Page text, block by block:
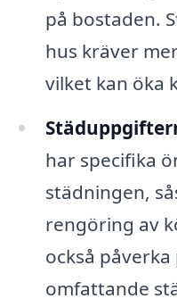
på bostaden.
hus kräver
vilket kan öka
har specifika
städningen,
rengöring av
också
omfattande